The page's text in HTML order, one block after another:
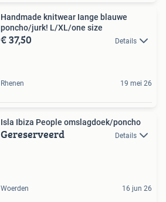
Handmade knitwear Iange blauwe
poncho/jurk! L/XL/one size
€ 37,50 Details
Rhenen 19 mei 26
Isla Ibiza People omslagdoek/poncho
Gereserveerd Details
Woerden 16 jun 26